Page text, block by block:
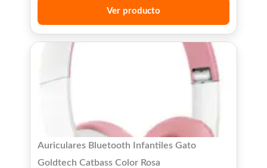
Ver producto
Auriculares Bluetooth Infantiles Gato
Goldtech Catbass Color Rosa